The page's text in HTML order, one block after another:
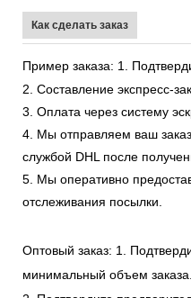
Как сделать заказ
Пример заказа: 1.
2. Составление экспресс-
3. Оплата через систему
4. Мы отправляем ваш
службой DHL после
5. Мы оперативно
отслеживания посылки.
Оптовый заказ: 1.
минимальный объем заказа.